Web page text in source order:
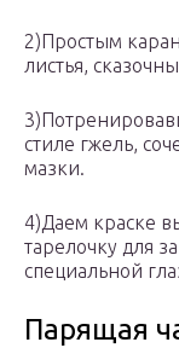
2)Простым
листья,
стиле гжель,
мазки.
4)Даем краске
тарелочку для
специальной
Парящая